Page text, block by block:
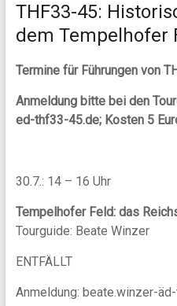
THF33-45:
dem Tempelhofer
Termine für Führungen von
Anmeldung bitte bei den
ed-thf33-45.de; Kosten 5
30.7.: 14 – 16 Uhr
Tempelhofer Feld: das
Tourguide: Beate Winzer
ENTFÄLLT
Anmeldung: beate.winzer-